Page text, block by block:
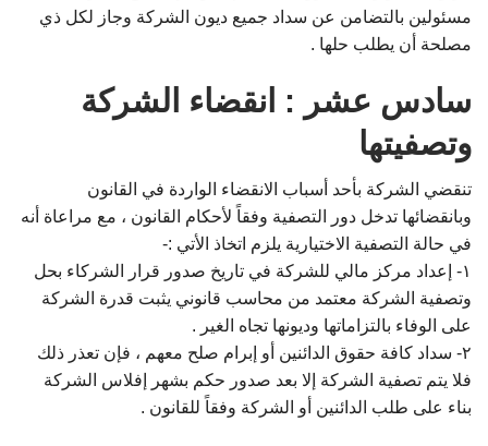
مسئولين بالتضامن عن سداد جميع ديون الشركة وجاز لكل ذي
مصلحة أن يطلب حلها .
سادس عشر : انقضاء الشركة
وتصفيتها
تنقضي الشركة بأحد أسباب الانقضاء الواردة في القانون
وبانقضائها تدخل دور التصفية وفقاً لأحكام القانون ، مع مراعاة أنه
في حالة التصفية الاختيارية يلزم اتخاذ الأتي :-
۱- إعداد مركز مالي للشركة في تاريخ صدور قرار الشركاء بحل
وتصفية الشركة معتمد من محاسب قانوني يثبت قدرة الشركة
على الوفاء بالتزاماتها وديونها تجاه الغير .
۲- سداد كافة حقوق الدائنين أو إبرام صلح معهم ، فإن تعذر ذلك
فلا يتم تصفية الشركة إلا بعد صدور حكم بشهر إفلاس الشركة
بناء على طلب الدائنين أو الشركة وفقاً للقانون .